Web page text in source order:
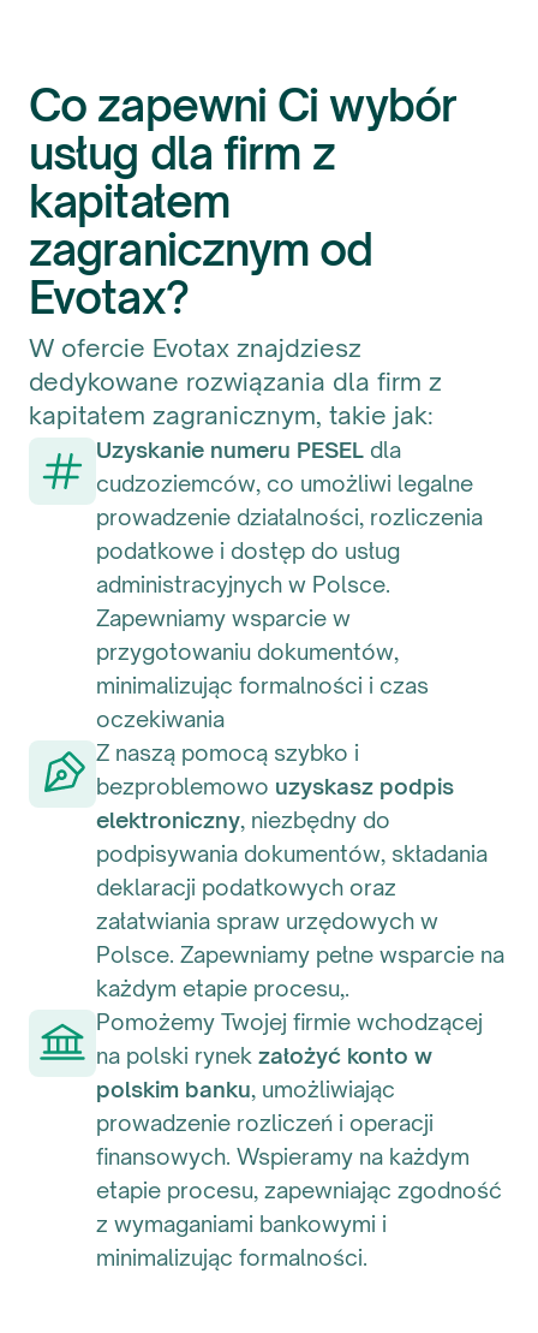
Co zapewni Ci wybór
usług dla firm z
kapitałem
zagranicznym od
Evotax?
W ofercie Evotax znajdziesz
dedykowane rozwiązania dla firm z
kapitałem zagranicznym, takie jak:
Uzyskanie numeru PESEL dla
cudzoziemców, co umożliwi legalne
prowadzenie działalności, rozliczenia
podatkowe i dostęp do usług
administracyjnych w Polsce.
Zapewniamy wsparcie w
przygotowaniu dokumentów,
minimalizując formalności i czas
oczekiwania
Z naszą pomocą szybko i
bezproblemowo uzyskasz podpis
elektroniczny, niezbędny do
podpisywania dokumentów, składania
deklaracji podatkowych oraz
załatwiania spraw urzędowych w
Polsce. Zapewniamy pełne wsparcie na
każdym etapie procesu,.
Pomożemy Twojej firmie wchodzącej
na polski rynek założyć konto w
polskim banku, umożliwiając
prowadzenie rozliczeń i operacji
finansowych. Wspieramy na każdym
etapie procesu, zapewniając zgodność
z wymaganiami bankowymi i
minimalizując formalności.